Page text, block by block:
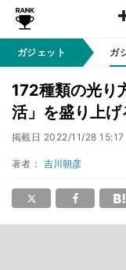
ガジェット ガ
172種類の光り
活」を盛り上げ
掲載日 2022/11/28 15:17
著者： 吉川朝彦